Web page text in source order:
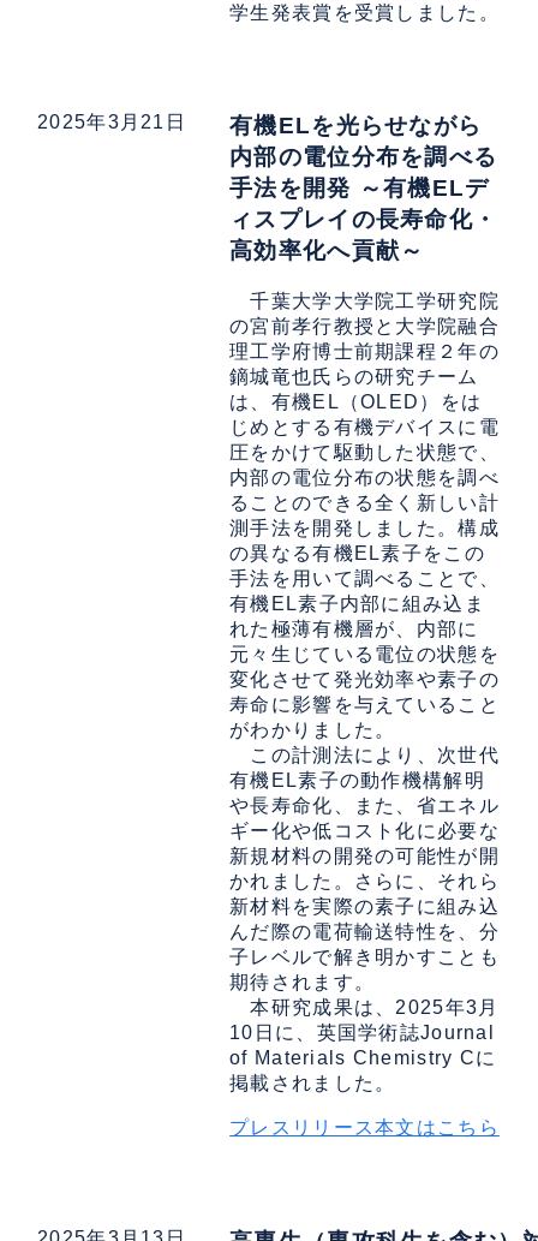
学生発表賞を受賞しました。
2025年3月21日
有機ELを光らせながら
内部の電位分布を調べる
手法を開発 ～有機ELデ
ィスプレイの長寿命化・
高効率化へ貢献～
千葉大学大学院工学研究院
の宮前孝行教授と大学院融合
理工学府博士前期課程２年の
鏑城竜也氏らの研究チーム
は、有機EL（OLED）をは
じめとする有機デバイスに電
圧をかけて駆動した状態で、
内部の電位分布の状態を調べ
ることのできる全く新しい計
測手法を開発しました。構成
の異なる有機EL素子をこの
手法を用いて調べることで、
有機EL素子内部に組み込ま
れた極薄有機層が、内部に
元々生じている電位の状態を
変化させて発光効率や素子の
寿命に影響を与えていること
がわかりました。
この計測法により、次世代
有機EL素子の動作機構解明
や長寿命化、また、省エネル
ギー化や低コスト化に必要な
新規材料の開発の可能性が開
かれました。さらに、それら
新材料を実際の素子に組み込
んだ際の電荷輸送特性を、分
子レベルで解き明かすことも
期待されます。
本研究成果は、2025年3月
10日に、英国学術誌Journal
of Materials Chemistry Cに
掲載されました。
プレスリリース本文はこちら